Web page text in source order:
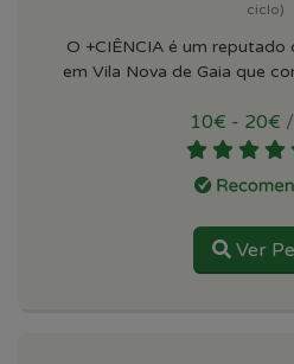
ciclo)
O +CIÊNCIA é um
em Vila Nova de Gaia que
10€ - 20€
Ver